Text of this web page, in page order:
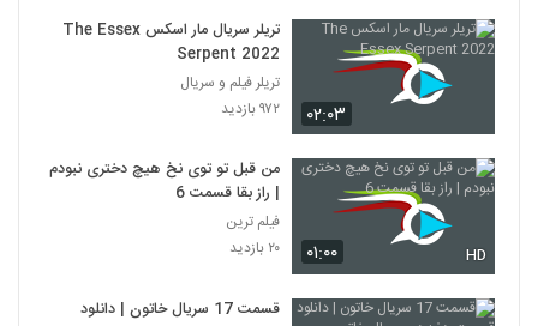
۰۲:۰۳
تریلر سریال مار اسکس The Essex
Serpent 2022
تریلر فیلم و سریال
۹۷۲ بازدید
۰۱:۰۰ HD
من قبل تو توی نخ هیچ دختری نبودم
| راز بقا قسمت 6
فیلم ترین
۲۰ بازدید
قسمت 17 سریال خاتون | دانلود